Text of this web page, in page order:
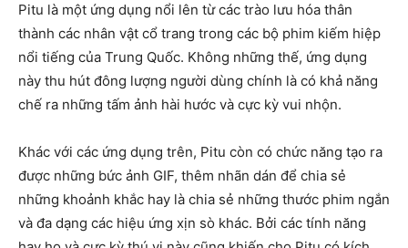
Pitu là một ứng dụng nổi lên từ các trào lưu hóa thân
thành các nhân vật cổ trang trong các bộ phim kiếm hiệp
nổi tiếng của Trung Quốc. Không những thế, ứng dụng
này thu hút đông lượng người dùng chính là có khả năng
chế ra những tấm ảnh hài hước và cực kỳ vui nhộn.
Khác với các ứng dụng trên, Pitu còn có chức năng tạo ra
được những bức ảnh GIF, thêm nhãn dán để chia sẻ
những khoảnh khắc hay là chia sẻ những thước phim ngắn
và đa dạng các hiệu ứng xịn sò khác. Bởi các tính năng